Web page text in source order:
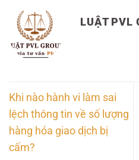
LUẬT PVL
Khi nào hành vi làm sai
lệch thông tin về số lượng
hàng hóa giao dịch bị
cấm?